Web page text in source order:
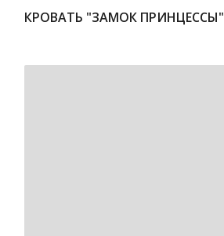
КРОВАТЬ "ЗАМОК ПРИНЦЕССЫ"